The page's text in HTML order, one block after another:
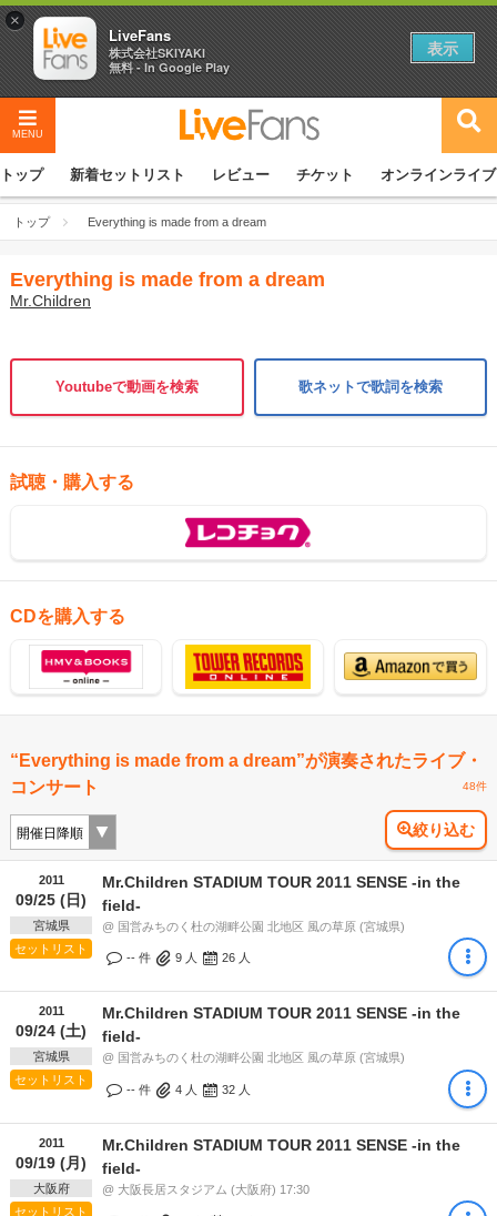
MENU
トップ 新着セットリスト レビュー チケット オンラインライブ
トップ Everything is made from a dream
Everything is made from a dream
Mr.Children
Youtubeで動画を検索 歌ネットで歌詞を検索
試聴・購入する
CDを購入する
“Everything is made from a dream”が演奏されたライブ・
コンサート
48件
絞り込む
2011
09/25 (日)
宮城県
セットリスト
Mr.Children STADIUM TOUR 2011 SENSE -in the
field-
@ 国営みちのく杜の湖畔公園 北地区 風の草原 (宮城県)
-- 件 9 人 26 人
2011
09/24 (土)
宮城県
セットリスト
Mr.Children STADIUM TOUR 2011 SENSE -in the
field-
@ 国営みちのく杜の湖畔公園 北地区 風の草原 (宮城県)
-- 件 4 人 32 人
2011
09/19 (月)
大阪府
セットリスト
Mr.Children STADIUM TOUR 2011 SENSE -in the
field-
@ 大阪長居スタジアム (大阪府) 17:30
×
LiveFans
株式会社SKIYAKI
無料 - In Google Play
表示